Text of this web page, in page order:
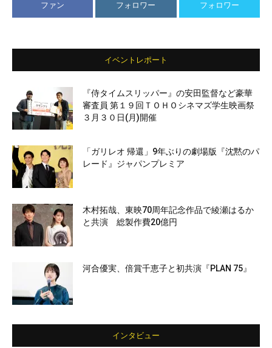
ファン フォロワー フォロワー
イベントレポート
『侍タイムスリッパー』の安田監督など豪華
審査員 第１９回ＴＯＨＯシネマズ学生映画祭
３月３０日(月)開催
「ガリレオ 帰還」9年ぶりの劇場版『沈黙のパ
レード』ジャパンプレミア
木村拓哉、東映70周年記念作品で綾瀬はるか
と共演 総製作費20億円
河合優実、倍賞千恵子と初共演『PLAN 75』
インタビュー